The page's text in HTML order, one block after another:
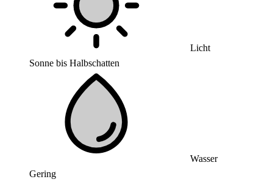
Licht
Sonne bis Halbschatten
Wasser
Gering